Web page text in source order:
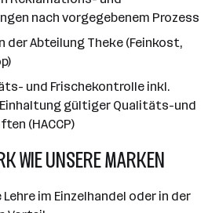
nach vorgegebenem Prozess
Abteilung Theke (Feinkost,
und Frischekontrolle inkl.
gültiger Qualitäts-und
(HACCP)
WIE UNSERE MARKEN
im Einzelhandel oder in der